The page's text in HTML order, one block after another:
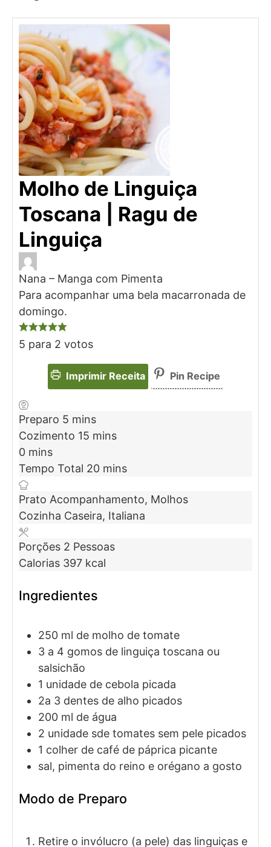
Molho de Linguiça
Toscana | Ragu de
Linguiça
Nana – Manga com Pimenta
Para acompanhar uma bela macarronada de
domingo.
5 para 2 votos
Imprimir Receita Pin Recipe
Preparo 5 mins
Cozimento 15 mins
0 mins
Tempo Total 20 mins
Prato Acompanhamento, Molhos
Cozinha Caseira, Italiana
Porções 2 Pessoas
Calorias 397 kcal
Ingredientes
250 ml de molho de tomate
3 a 4 gomos de linguiça toscana ou
salsichão
1 unidade de cebola picada
2a 3 dentes de alho picados
200 ml de água
2 unidade sde tomates sem pele picados
1 colher de café de páprica picante
sal, pimenta do reino e orégano a gosto
Modo de Preparo
Retire o invólucro (a pele) das linguiças e